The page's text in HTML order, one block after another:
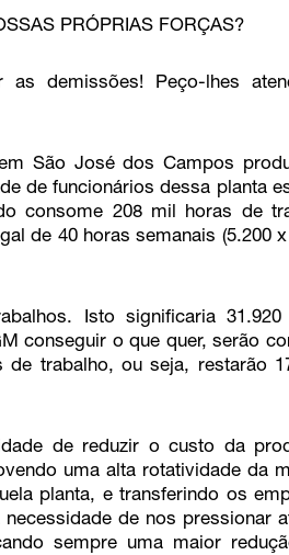
PRÓPRIAS FORÇAS?
as demissões! Peço-lhes
São José dos Campos
de funcionários dessa planta
consome 208 mil horas de
de 40 horas semanais (5.200
Isto significaria 31.920
conseguir o que quer, serão
trabalho, ou seja, restarão
de reduzir o custo da
uma alta rotatividade da
planta, e transferindo os
de nos pressionar
sempre uma maior